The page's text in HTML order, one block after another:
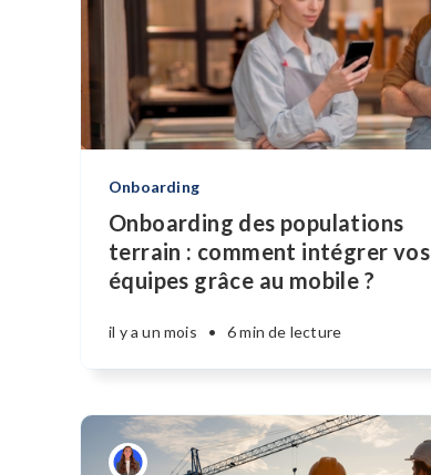
Onboarding
Onboarding des populations
terrain : comment intégrer vos
équipes grâce au mobile ?
il y a un mois • 6 min de lecture